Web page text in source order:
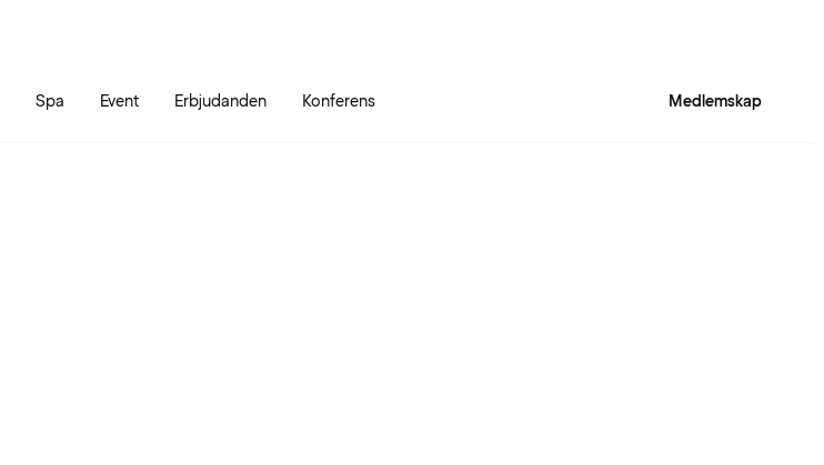
Spa Event Erbjudanden Konferens Medlemskap